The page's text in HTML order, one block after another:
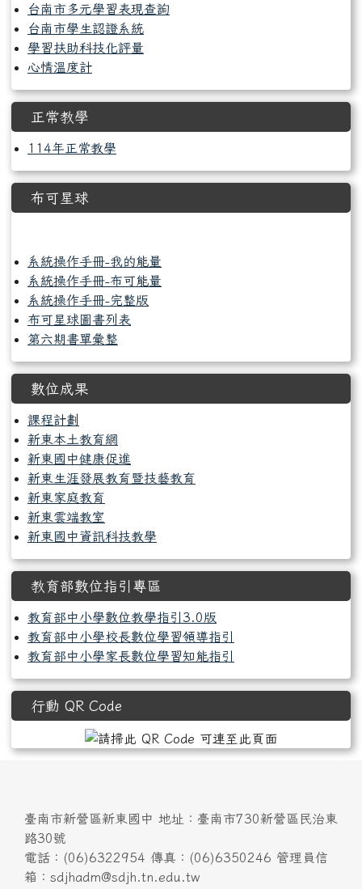
台南市多元學習表現查詢
台南市學生認證系統
學習扶助科技化評量
心情溫度計
正常教學
114年正常教學
布可星球
系統操作手冊-我的能量
系統操作手冊-布可能量
系統操作手冊-完整版
布可星球圖書列表
第六期書單彙整
數位成果
課程計劃
新東本土教育網
新東國中健康促進
新東生涯發展教育暨技藝教育
新東家庭教育
新東雲端教室
新東國中資訊科技教學
教育部數位指引專區
教育部中小學數位教學指引3.0版
教育部中小學校長數位學習領導指引
教育部中小學家長數位學習知能指引
行動 QR Code
臺南市新營區新東國中 地址：臺南市730新營區民治東
路30號
電話：(06)6322954 傳真：(06)6350246 管理員信
箱：sdjhadm@sdjh.tn.edu.tw